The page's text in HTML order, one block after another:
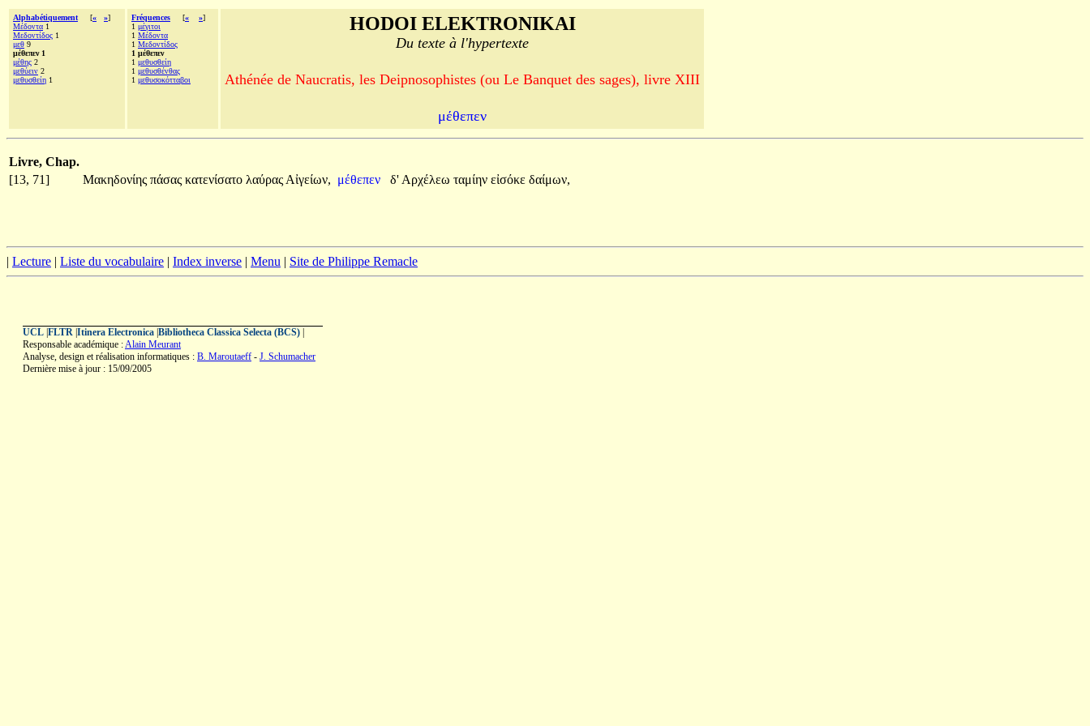
Alphabétiquement [« »]
Μέδοντα 1
Μεδοντίδος 1
μεθ 9
μέθεπεν 1
μέθης 2
μεθύειν 2
μεθυσθείη 1
Fréquences [« »]
1 μέγιτοι
1 Μέδοντα
1 Μεδοντίδος
1 μέθεπεν
1 μεθυσθείη
1 μεθυσθένθας
1 μεθυσοκότταβοι
HODOI ELEKTRONIKAI
Du texte à l'hypertexte
Athénée de Naucratis, les Deipnosophistes (ou Le Banquet des sages), livre XIII
μέθεπεν
Livre, Chap.
[13, 71]
Μακηδονίης πάσας κατενίσατο λαύρας Αἰγείων, μέθεπεν δ' Αρχέλεω ταμίην εἰσόκε δαίμων,
| Lecture | Liste du vocabulaire | Index inverse | Menu | Site de Philippe Remacle
UCL FLTR Itinera Electronica Bibliotheca Classica Selecta (BCS)
Responsable académique :Alain Meurant
Analyse, design et réalisation informatiques : B. Maroutaeff - J. Schumacher
Dernière mise à jour : 15/09/2005